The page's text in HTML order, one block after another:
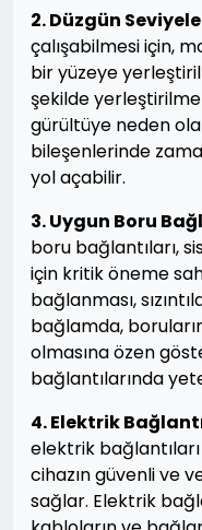
2. Düzgün
çalışabilmesi için,
bir yüzeye
şekilde
gürültüye neden
bileşenlerinde
yol açabilir.
3. Uygun Boru
boru bağlantıları,
için kritik öneme
bağlanması,
bağlamda,
olmasına özen
bağlantılarında
4. Elektrik
elektrik bağlantıları
cihazın güvenli ve
sağlar. Elektrik